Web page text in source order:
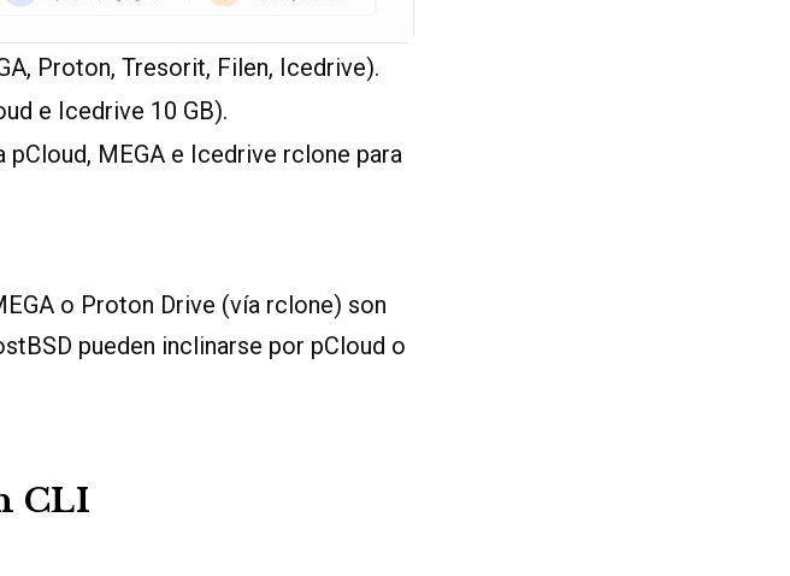
Proton, Tresorit, Filen, Icedrive).
e Icedrive 10 GB).
MEGA e Icedrive rclone para
o Proton Drive (vía rclone) son
pueden inclinarse por pCloud o
CLI